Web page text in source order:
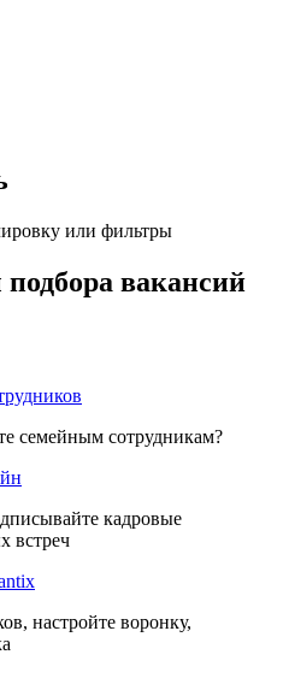
или фильтры
вакансий
семейным сотрудникам?
кадровые
встреч
настройте воронку,